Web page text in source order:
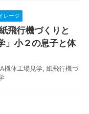
レージ
飛行機づくりと
」小２の息子と体
機体工場見学, 紙飛行機づ